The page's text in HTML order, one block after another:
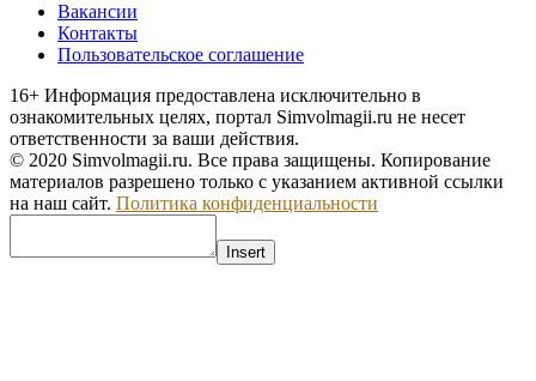
Вакансии
Контакты
Пользовательское соглашение
16+ Информация предоставлена исключительно в
ознакомительных целях, портал Simvolmagii.ru не несет
ответственности за ваши действия.
© 2020 Simvolmagii.ru. Все права защищены. Копирование
материалов разрешено только с указанием активной ссылки
на наш сайт. Политика конфиденциальности
Insert